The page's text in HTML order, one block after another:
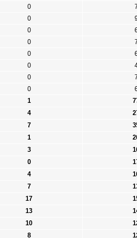
0
0
0
0
0
0
0
0
1
4
7
1
3
0
4
7
17
13
10
8